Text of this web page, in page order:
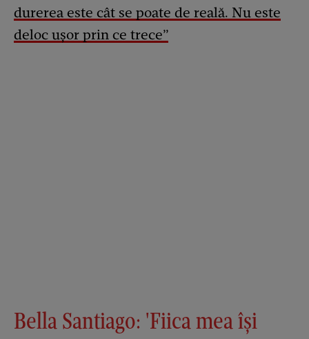
durerea este cât se poate de reală. Nu este
deloc ușor prin ce trece”
Bella Santiago: 'Fiica mea își